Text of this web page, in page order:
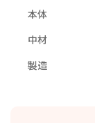
本体
中材
製造